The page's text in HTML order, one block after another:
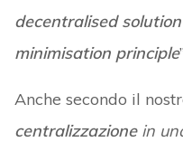
decentralised
minimisation principle”
Anche secondo il
centralizzazionein